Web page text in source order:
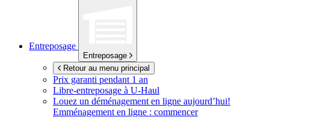
Entreposage
Entreposage
Retour au menu principal
Prix garanti pendant 1 an
Libre-entreposage à U-Haul
Louez un déménagement en ligne aujourd’hui!
Emménagement en ligne : commencer